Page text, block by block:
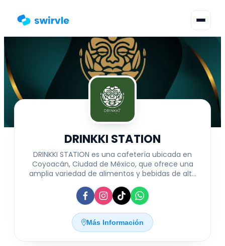
Cambiar Idioma
▾
DRINKKI STATION
DRINKKI STATION es una cafetería ubicada en
Coyoacán, Ciudad de México, que ofrece una
amplia variedad de alimentos y bebidas de alta
438 L1, San Francisco Culhuacan de Sta Ana, este
espacio combina un ambiente acogedor con
productos seleccionados para satisfacer todos
los gustos. Ideal para quienes buscan disfrutar de
opciones frescas y deliciosas en un lugar
cómodo y accesible dentro de la capital
Más Información